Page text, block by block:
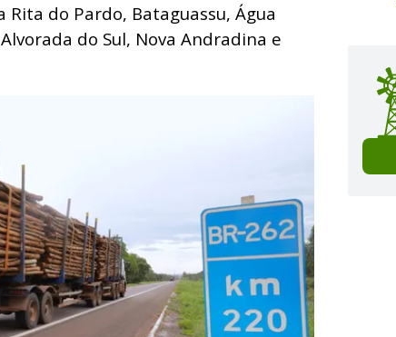
Rita do Pardo, Bataguassu, Água
do Sul, Nova Andradina e